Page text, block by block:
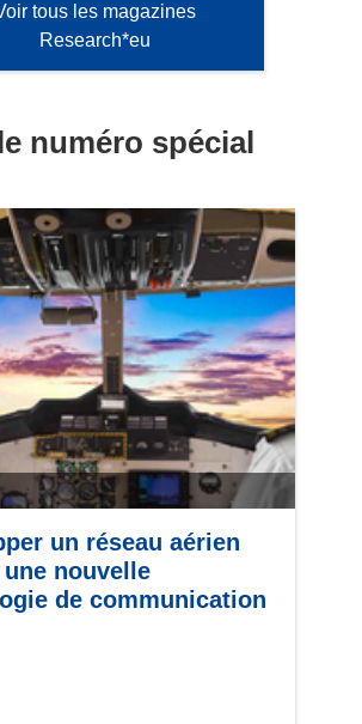
tous les magazines
Research*eu
numéro spécial
un réseau aérien
nouvelle
de communication